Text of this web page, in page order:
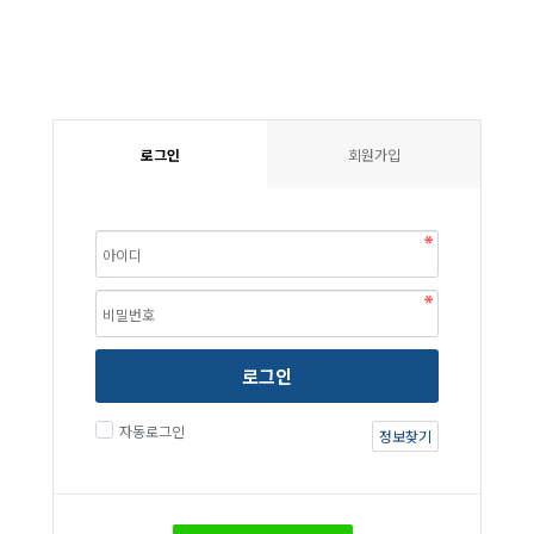
로그인 회원가입
로그인
자동로그인 정보찾기